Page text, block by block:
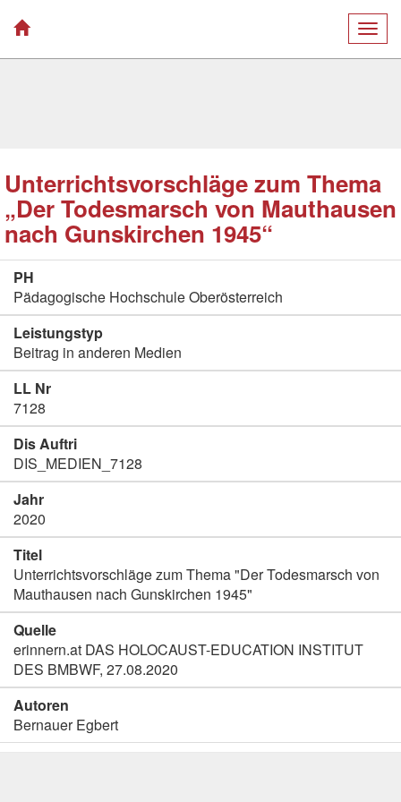
Unterrichtsvorschläge zum Thema
„Der Todesmarsch von Mauthausen
nach Gunskirchen 1945“
PH
Pädagogische Hochschule Oberösterreich
Leistungstyp
Beitrag in anderen Medien
LL Nr
7128
Dis Auftri
DIS_MEDIEN_7128
Jahr
2020
Titel
Unterrichtsvorschläge zum Thema "Der Todesmarsch von
Mauthausen nach Gunskirchen 1945"
Quelle
erinnern.at DAS HOLOCAUST-EDUCATION INSTITUT
DES BMBWF, 27.08.2020
Autoren
Bernauer Egbert